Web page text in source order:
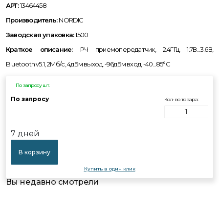
АРТ:13464458
Производитель:NORDIC
Заводская упаковка:1500
Краткое описание: РЧ приемопередатчик, 2.4ГГц, 1.7В...3.6В,
Bluetooth v5.1, 2Мб/с, 4дБм выход, -96дБм вход, -40...85°C
По запросу шт.
По запросу Кол-во товара:
7 дней
В корзину
Купить в один клик
Вы недавно смотрели